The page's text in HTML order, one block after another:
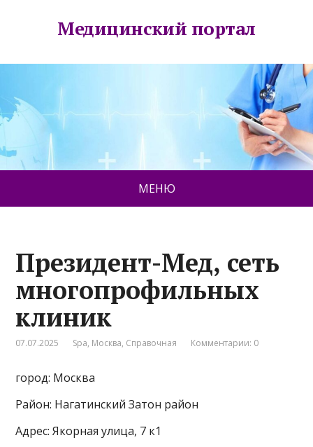
Медицинский портал
МЕНЮ
Президент-Мед, сеть
многопрофильных
клиник
07.07.2025 Spa, Москва, Справочная Комментарии: 0
город: Москва
Район: Нагатинский Затон район
Адрес: Якорная улица, 7 к1